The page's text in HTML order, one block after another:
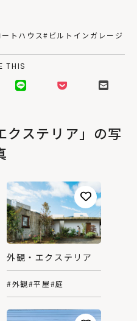
トハウス#ビルトインガレージ
THIS
クステリア」の写
外観・エクステリア
#外観#平屋#庭